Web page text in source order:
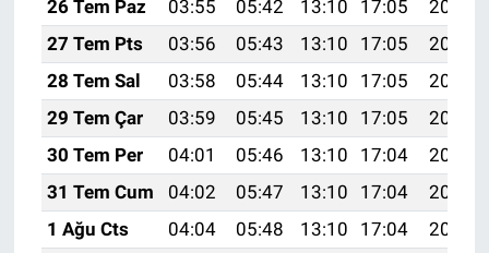
26 Tem Paz
03:55 05:42 13:10 17:05
20:28
27 Tem Pts
03:56 05:43 13:10 17:05
20:27
28 Tem Sal
03:58 05:44 13:10 17:05
20:26
29 Tem Çar
03:59 05:45 13:10 17:05
20:25
30 Tem Per
04:01 05:46 13:10 17:04
20:24
31 Tem Cum
04:02 05:47 13:10 17:04
20:23
1 Ağu Cts
04:04 05:48 13:10 17:04
20:22